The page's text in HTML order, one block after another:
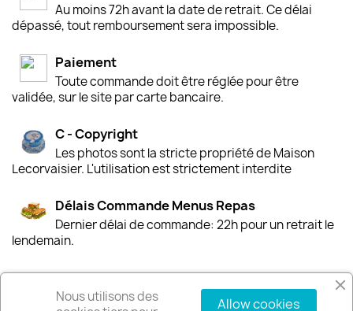
Au moins 72h avant la date de retrait. Ce délai
dépassé, tout remboursement sera impossible.
Paiement
Toute commande doit être réglée pour être
validée, sur le site par carte bancaire.
C - Copyright
Les photos sont la stricte propriété de Maison
Lecorvaisier. L'utilisation est strictement interdite
Délais Commande Menus Repas
Dernier délai de commande: 22h pour un retrait le
lendemain.
Nous utilisons des
Allow cookies